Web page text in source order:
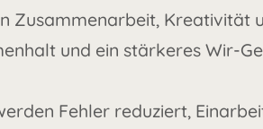
Zusammenarbeit, Kreativität
und ein stärkeres Wir-
Fehler reduziert,